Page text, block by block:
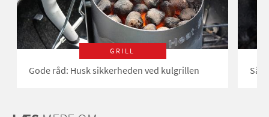
GRILL
Gode råd: Husk sikkerheden ved kulgrillen